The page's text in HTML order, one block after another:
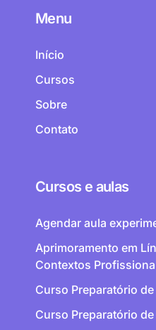
Menu
Início
Cursos
Sobre
Contato
Cursos e aulas
Agendar aula
Aprimoramento em
Contextos
Curso Preparatório de
Curso Preparatório de